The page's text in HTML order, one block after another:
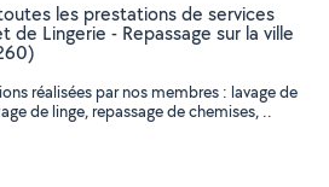
les prestations de services
de Lingerie - Repassage sur la ville
réalisées par nos membres : lavage de
de linge, repassage de chemises, ..